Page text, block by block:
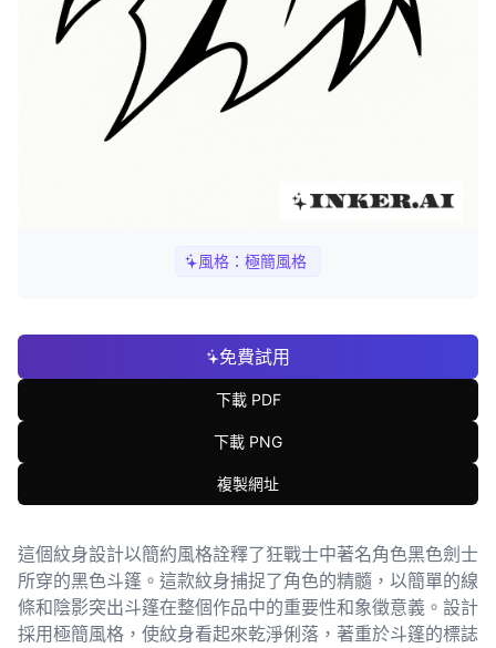
風格： 極簡風格
免費試用
下載 PDF
下載 PNG
複製網址
這個紋身設計以簡約風格詮釋了狂戰士中著名角色黑色劍士
所穿的黑色斗篷。這款紋身捕捉了角色的精髓，以簡單的線
條和陰影突出斗篷在整個作品中的重要性和象徵意義。設計
採用極簡風格，使紋身看起來乾淨俐落，著重於斗篷的標誌